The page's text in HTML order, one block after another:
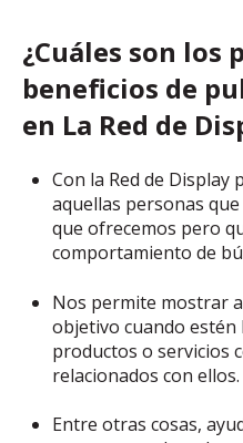
¿Cuáles son los
beneficios de
en La Red de
Con la Red de Display
aquellas personas
que ofrecemos pero
comportamiento de
Nos permite mostrar
objetivo cuando estén
productos o servicios
relacionados con ellos.
Entre otras cosas,